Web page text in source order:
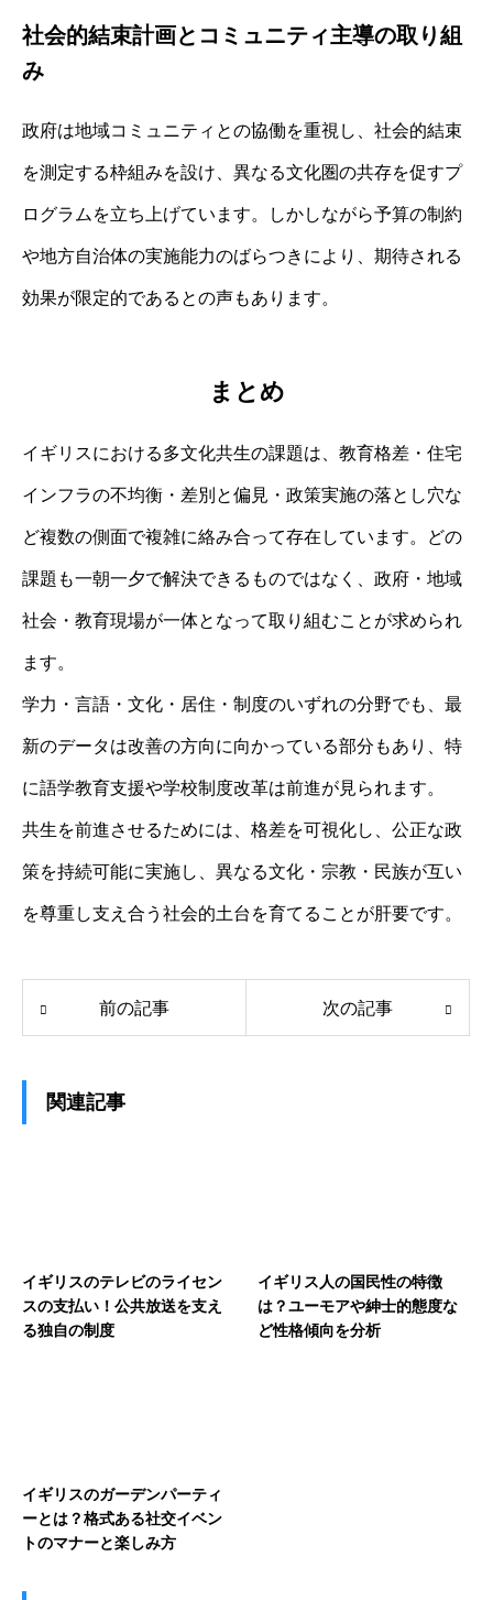
社会的結束計画とコミュニティ主導の取り組
み
政府は地域コミュニティとの協働を重視し、社会的結束
を測定する枠組みを設け、異なる文化圏の共存を促すプ
ログラムを立ち上げています。しかしながら予算の制約
や地方自治体の実施能力のばらつきにより、期待される
効果が限定的であるとの声もあります。
まとめ
イギリスにおける多文化共生の課題は、教育格差・住宅
インフラの不均衡・差別と偏見・政策実施の落とし穴な
ど複数の側面で複雑に絡み合って存在しています。どの
課題も一朝一夕で解決できるものではなく、政府・地域
社会・教育現場が一体となって取り組むことが求められ
ます。
学力・言語・文化・居住・制度のいずれの分野でも、最
新のデータは改善の方向に向かっている部分もあり、特
に語学教育支援や学校制度改革は前進が見られます。
共生を前進させるためには、格差を可視化し、公正な政
策を持続可能に実施し、異なる文化・宗教・民族が互い
を尊重し支え合う社会的土台を育てることが肝要です。
前の記事 次の記事
関連記事
イギリスのテレビのライセン
スの支払い！公共放送を支え
る独自の制度
イギリス人の国民性の特徴
は？ユーモアや紳士的態度な
ど性格傾向を分析
イギリスのガーデンパーティ
ーとは？格式ある社交イベン
トのマナーと楽しみ方